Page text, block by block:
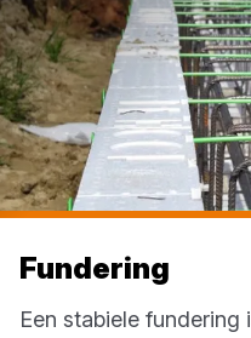
Fundering
Een stabiele